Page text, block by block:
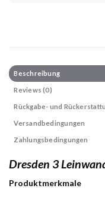
Beschreibung
Reviews (0)
Rückgabe- und
Versandbedingungen
Zahlungsbedingungen
Dresden 3
Produktmerkmale